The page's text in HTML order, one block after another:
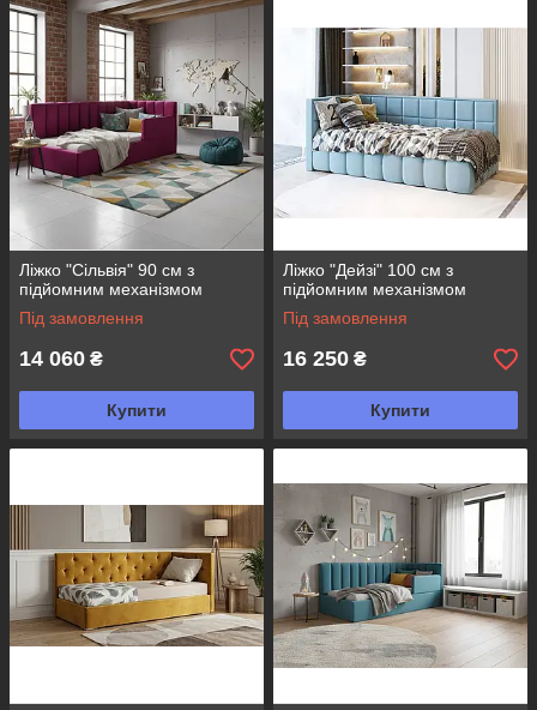
Ліжко "Сільвія" 90 см з
підйомним механізмом
Під замовлення
14 060 ₴
Купити
Ліжко "Дейзі" 100 см з
підйомним механізмом
Під замовлення
16 250 ₴
Купити